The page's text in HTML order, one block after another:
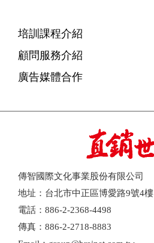
培訓課程介紹
顧問服務介紹
廣告媒體合作
傳智國際文化事業股份有限公司
地址：台北市中正區博愛路9號4樓
電話：886-2-2368-4498
傳真：886-2-2718-8883